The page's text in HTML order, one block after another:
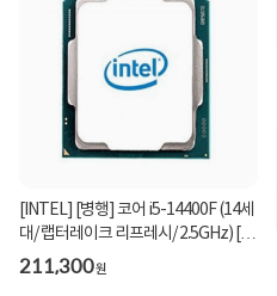
[INTEL] [병행] 코어 i5-14400F (14세
대/ 랩터레이크 리프레시/ 2.5GHz) [벌
크/쿨러 ...
211,300원